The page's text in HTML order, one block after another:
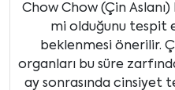
Chow Chow (Çin
mi olduğunu tespit
beklenmesi önerilir.
organları bu süre
ay sonrasında cinsiyet